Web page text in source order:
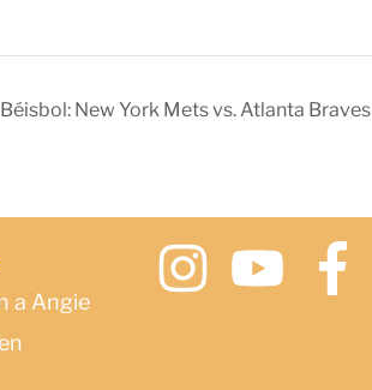
Béisbol: New York Mets vs. Atlanta Braves
a Angie